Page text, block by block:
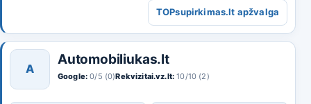
TOPsupirkimas.lt apžvalga
A
Automobiliukas.lt
Google: 0/5 (0)Rekvizitai.vz.lt: 10/10 (2)